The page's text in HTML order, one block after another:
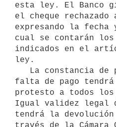
esta ley. El Banco
el cheque rechazado
expresando la
cual se contarán
indicados en el
ley.
falta de pago
protesto a todos
Igual validez legal
tendrá la devolución